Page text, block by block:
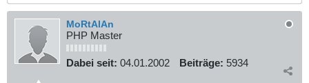
MoRtAlAn
PHP Master
Dabei seit: 04.01.2002 Beiträge: 5934